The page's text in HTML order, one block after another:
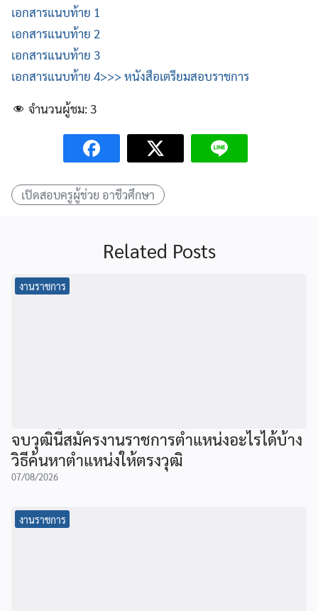
เอกสารแนบท้าย 1
เอกสารแนบท้าย 2
เอกสารแนบท้าย 3
เอกสารแนบท้าย 4>>> หนังสือเตรียมสอบราชการ
จำนวนผู้ชม: 3
เปิดสอบครูผู้ช่วย อาชีวศึกษา
Related Posts
งานราชการ
จบวุฒินี้สมัครงานราชการตำแหน่งอะไรได้บ้าง
วิธีค้นหาตำแหน่งให้ตรงวุฒิ
07/08/2026
งานราชการ